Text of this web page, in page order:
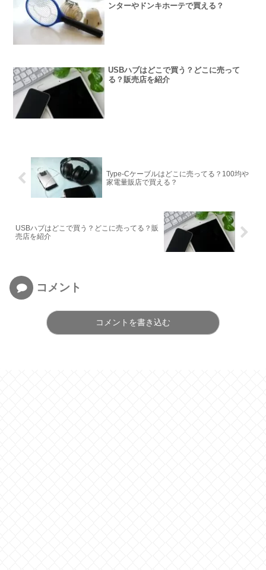
ンターやドンキホーテで買える？
USBハブはどこで買う？どこに売って
る？販売店を紹介
Type-Cケーブルはどこに売ってる？100均や
家電量販店で買える？
USBハブはどこで買う？どこに売ってる？販
売店を紹介
コメント
コメントを書き込む